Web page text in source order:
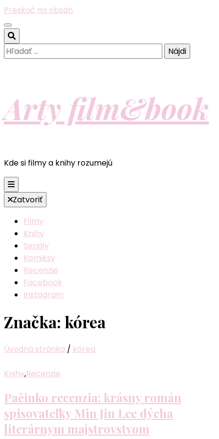
Preskoč na obsah
Hľadať:
Arty film&book
Kde si filmy a knihy rozumejú
Zatvoriť
Filmy
Knihy
Seriály
Komiksy
Recenzie
Facebook
Instagram
Značka: kórea
Úvodná stránka / kórea
Knihy,Recenzie
Pačinko recenzia: krásny román
spisovateľky Min Jin Lee dýcha
literárnym majstrovstvom